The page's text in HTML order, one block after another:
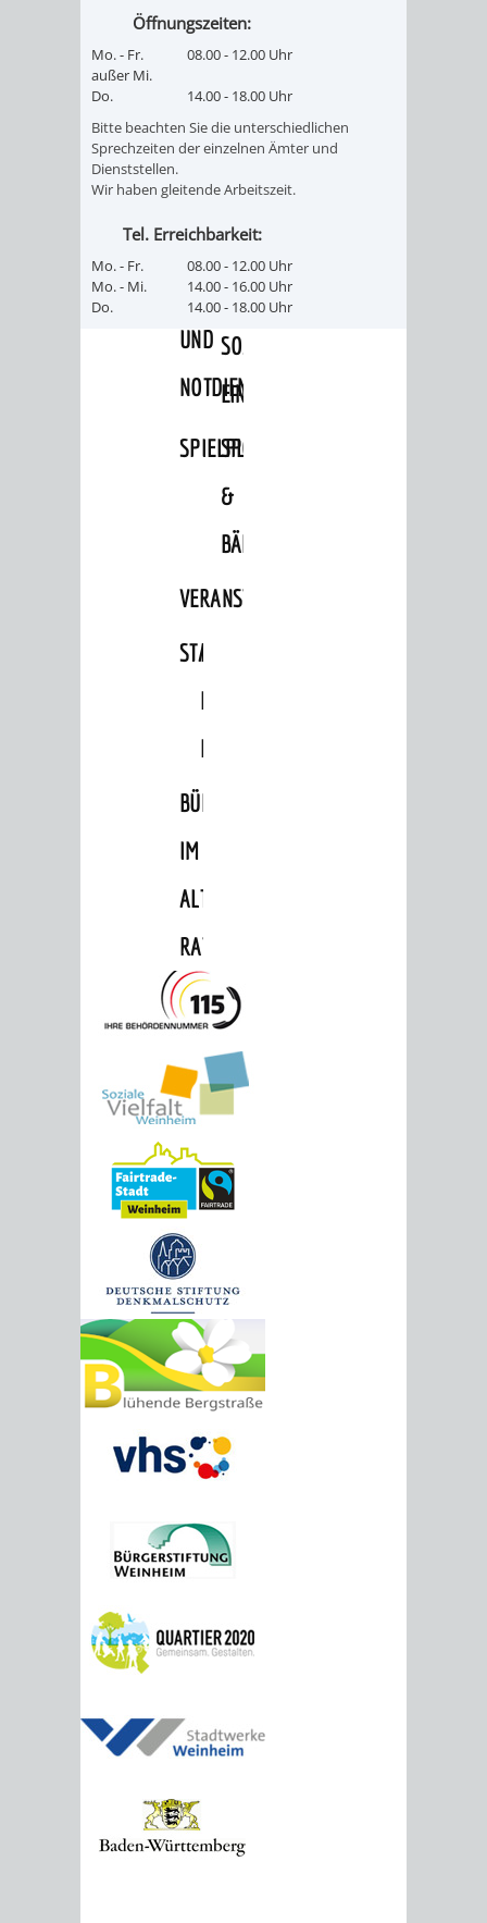
VERMIETUNG
RÄUMEN
/JÜDISCHE
SPUREN
IN
WEINHEIM
KRIEGERDENKMAL
NOTRUFNUMMERN
UND
NOTDIENSTE
PARTEIEN
SOZIALE
EINRICHTUNGEN
SPIELPLÄTZE
SPORTSTÄTTEN
&
BÄDER
VERANSTALTUNGSRÄUME
STADTHALLE
ROLF-
ENGELBRECHT-
HAUS
BÜRGERSAAL
IM
ALTEN
RATHAUS
Öffnungszeiten:
Mo. - Fr.
außer Mi.
08.00 - 12.00 Uhr
Do.
14.00 - 18.00 Uhr
Bitte beachten Sie die unterschiedlichen
Sprechzeiten der einzelnen Ämter und
Dienststellen.
Wir haben gleitende Arbeitszeit.
Tel. Erreichbarkeit:
Mo. - Fr.
08.00 - 12.00 Uhr
Mo. - Mi.
14.00 - 16.00 Uhr
Do.
14.00 - 18.00 Uhr